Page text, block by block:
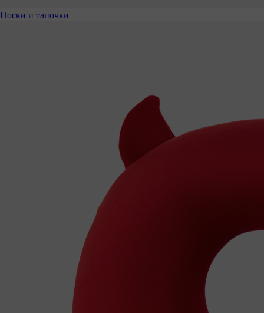
Носки и тапочки